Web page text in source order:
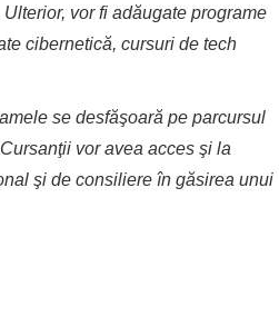
vor fi adăugate programe
cibernetică, cursuri de tech
se desfăşoară pe parcursul
vor avea acces şi la
şi de consiliere în găsirea unui